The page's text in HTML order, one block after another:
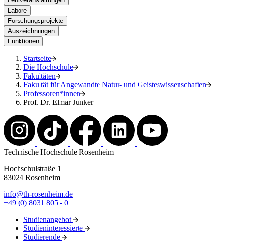
Labore
Forschungsprojekte
Auszeichnungen
Funktionen
Startseite
Die Hochschule
Fakultäten
Fakultät für Angewandte Natur- und Geisteswissenschaften
Professoren*innen
Prof. Dr. Elmar Junker
Technische Hochschule Rosenheim
Hochschulstraße 1
83024 Rosenheim
info@th-rosenheim.de
+49 (0) 8031 805 - 0
Studienangebot
Studieninteressierte
Studierende